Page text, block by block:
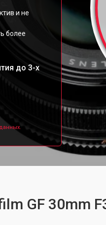
и не
более
до 3-х
GF 30mm